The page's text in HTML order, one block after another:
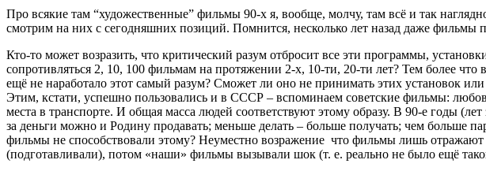
Про всякие там “художественные” фильмы 90-х я, вообще, молчу, там всё и так
смотрим на них с сегодняшних позиций. Помнится, несколько лет назад даже
Кто-то может возразить, что критический разум отбросит все эти программы,
сопротивляться 2, 10, 100 фильмам на протяжении 2-х, 10-ти, 20-ти лет? Тем более
ещё не наработало этот самый разум? Сможет ли оно не принимать этих установок
Этим, кстати, успешно пользовались и в СССР – вспоминаем советские фильмы:
места в транспорте. И общая масса людей соответствуют этому образу. В 90-е годы
за деньги можно и Родину продавать; меньше делать – больше получать; чем больше
фильмы не способствовали этому? Неуместно возражение что фильмы лишь
(подготавливали), потом «наши» фильмы вызывали шок (т. е. реально не было ещё